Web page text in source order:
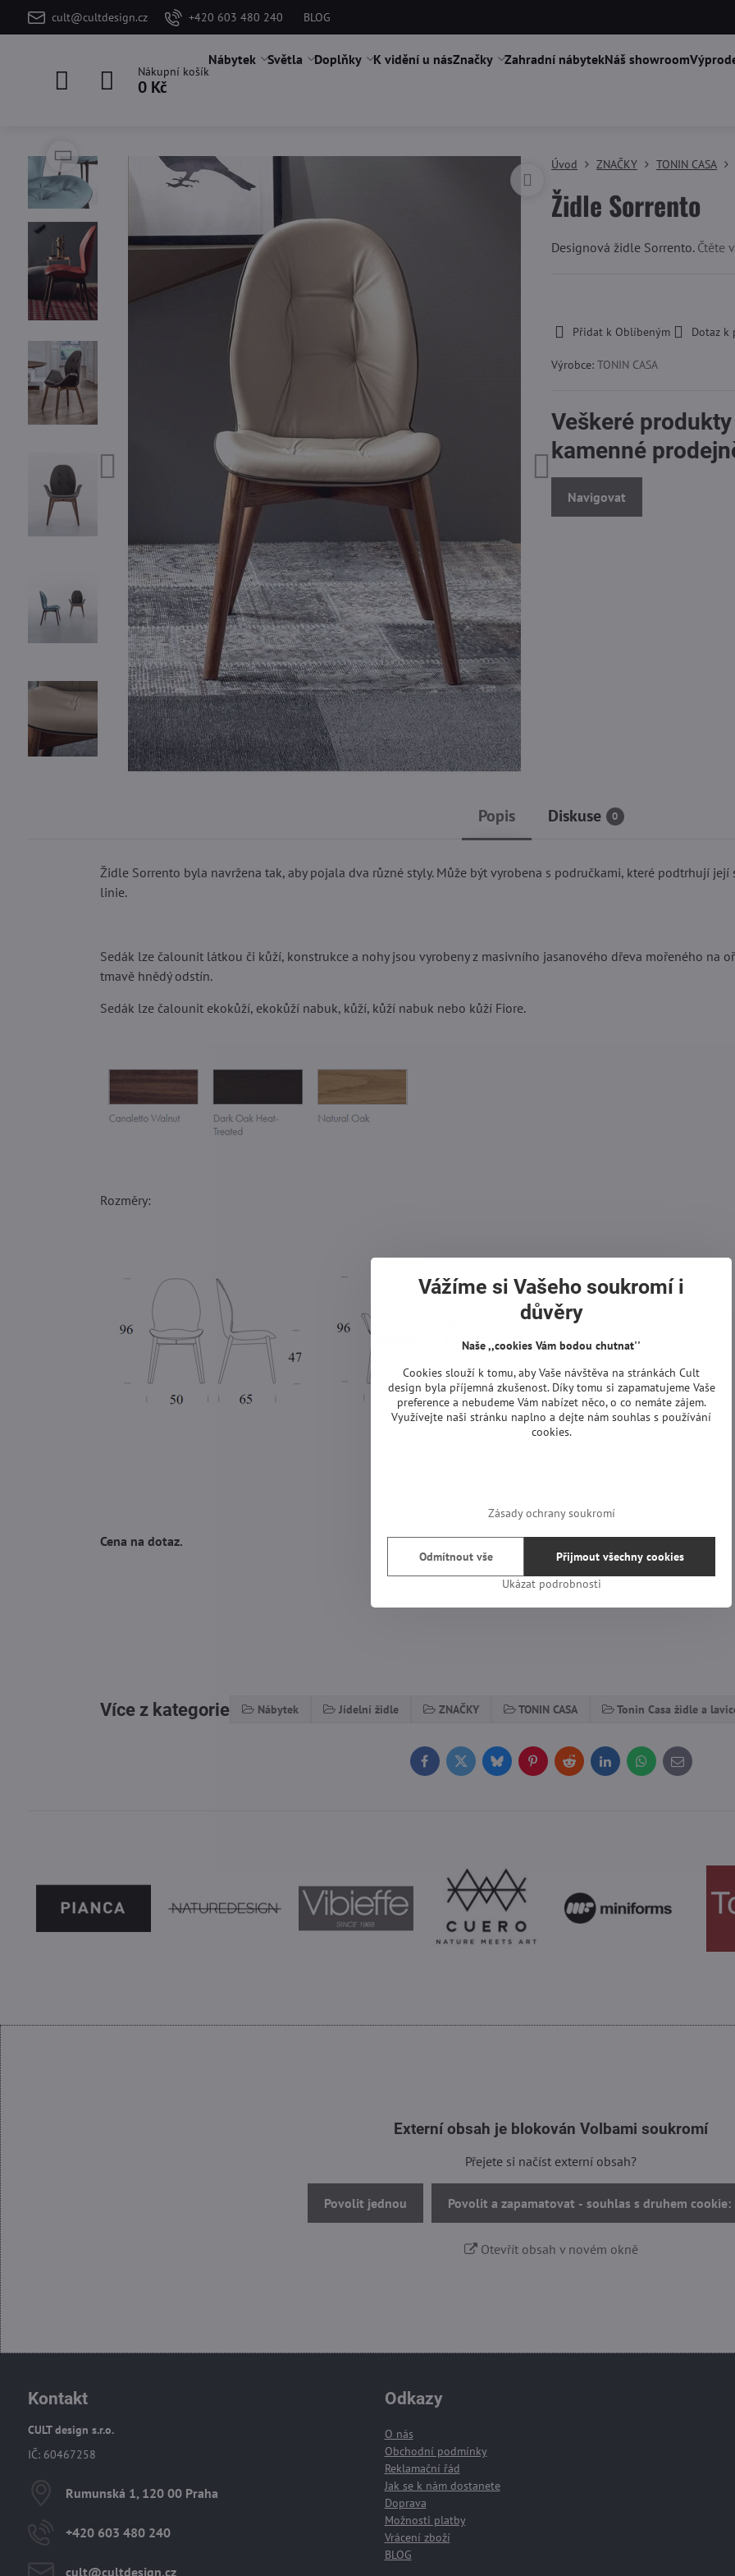
cult@cultdesign.cz +420 603 480 240 BLOG
Nákupní košík
0 Kč
Nábytek Světla Doplňky K vidění u násZnačky Zahradní nábytekNáš showroom
Úvod ZNAČKY TONIN CASA
Židle Sorrento
Designová židle Sorrento. Čtěte
Přidat k Oblíbeným Dotaz k
Výrobce: TONIN CASA
Veškeré
kamenné
Navigovat
Popis Diskuse 0
Židle Sorrento byla navržena tak, aby pojala dva různé styly. Může být vyrobena s područkami, které podtrhují
linie.
Sedák lze čalounit látkou či kůží, konstrukce a nohy jsou vyrobeny z masivního jasanového dřeva mořeného na
tmavě hnědý odstín.
Sedák lze čalounit ekokůží, ekokůží nabuk, kůží, kůží nabuk nebo kůží Fiore.
Rozměry:
Cena na dotaz.
Více z kategorie Nábytek Jídelní židle ZNAČKY TONIN CASA Tonin Casa židle a
FacebookTwitterBlueskyPinterestRedditLinkedInWhatsApp
E-
mail
Externí obsah je blokován Volbami soukromí
Přejete si načíst externí obsah?
Povolit jednou Povolit a zapamatovat - souhlas s druhem cookie:
Otevřít obsah v novém okně
Kontakt
CULT design s.r.o.
IČ: 60467258
Rumunská 1, 120 00 Praha
+420 603 480 240
cult​@cultdesign​.cz
Odkazy
O nás
Obchodní podmínky
Reklamační řád
Jak se k nám dostanete
Doprava
Možnosti platby
Vrácení zboží
BLOG
Vážíme si Vašeho soukromí i
důvěry
Naše ,,cookies Vám bodou chutnat''
Cookies slouží k tomu, aby Vaše návštěva na stránkách Cult
design byla příjemná zkušenost. Díky tomu si zapamatujeme Vaše
preference a nebudeme Vám nabízet něco, o co nemáte zájem.
Využívejte naši stránku naplno a dejte nám souhlas s používání
cookies.
Zásady ochrany soukromí
Ukázat podrobnosti
Přijmout všechny cookies
Odmítnout vše